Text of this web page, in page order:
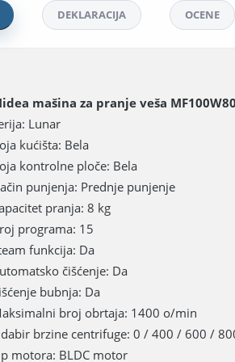
DEKLARACIJA OCENE
mašina za pranje veša
Lunar
kućišta: Bela
kontrolne ploče: Bela
punjenja: Prednje punjenje
pranja: 8 kg
programa: 15
funkcija: Da
čišćenje: Da
bubnja: Da
broj obrtaja: 1400 o/min
brzine centrifuge: 0 / 400 / 600 /
motora: BLDC motor